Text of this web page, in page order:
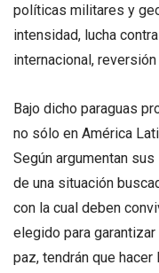
políticas militares y
intensidad, lucha
internacional,
Bajo dicho paraguas
no sólo en América
Según argumentan
de una situación
con la cual deben
elegido para
paz, tendrán que